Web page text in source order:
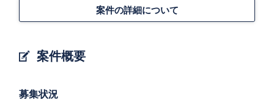
案件概要
案件の詳細について
募集状況